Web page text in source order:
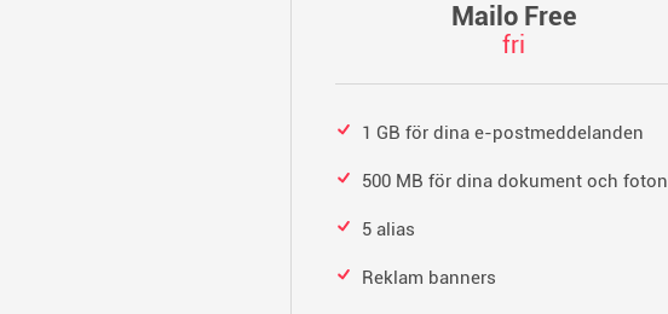
Mailo Free
fri
1 GB för dina e-postmeddelanden
500 MB för dina dokument och foton
5 alias
Reklam banners